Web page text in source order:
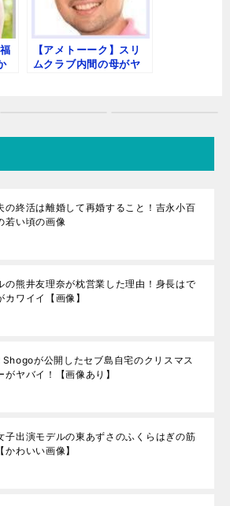
【アメトーーク】スリ
ムクラブ内間の母がヤ
の終活は離婚して再婚すること！吉永小百
若い頃の画像
の熊井友理奈が枕営業した理由！身長はで
カワイイ【画像】
Shogoが公開したセブ島自宅のクリスマス
がヤバイ！【画像あり】
子出演モデルの東あずさのふくらはぎの筋
かわいい画像】